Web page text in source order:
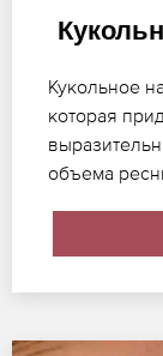
Кукольное
которая
объема